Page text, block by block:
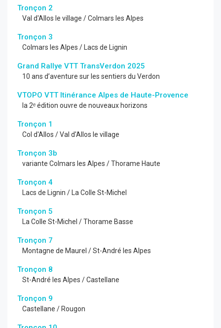
Tronçon 2
Val d'Allos le village / Colmars les Alpes
Tronçon 3
Colmars les Alpes / Lacs de Lignin
Grand Rallye VTT TransVerdon 2025
10 ans d’aventure sur les sentiers du Verdon
VTOPO VTT Itinérance Alpes de Haute-Provence
la 2ᵉ édition ouvre de nouveaux horizons
Tronçon 1
Col d'Allos / Val d'Allos le village
Tronçon 3b
variante Colmars les Alpes / Thorame Haute
Tronçon 4
Lacs de Lignin / La Colle St-Michel
Tronçon 5
La Colle St-Michel / Thorame Basse
Tronçon 7
Montagne de Maurel / St-André les Alpes
Tronçon 8
St-André les Alpes / Castellane
Tronçon 9
Castellane / Rougon